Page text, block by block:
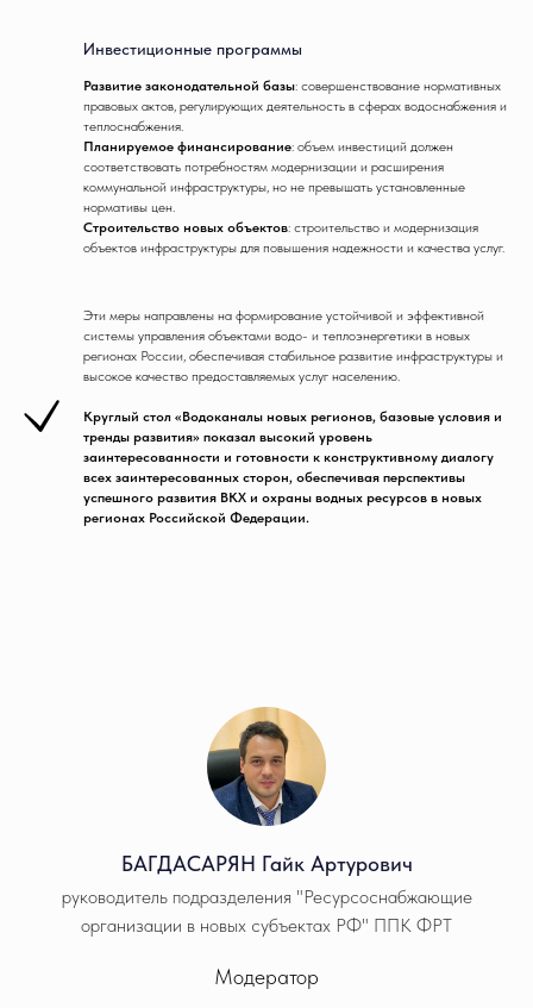
Инвестиционные программы
Развитие законодательной базы: совершенствование нормативных
правовых актов, регулирующих деятельность в сферах водоснабжения и
теплоснабжения.
Планируемое финансирование: объем инвестиций должен
соответствовать потребностям модернизации и расширения
коммунальной инфраструктуры, но не превышать установленные
нормативы цен.
Строительство новых объектов: строительство и модернизация
объектов инфраструктуры для повышения надежности и качества услуг.
Эти меры направлены на формирование устойчивой и эффективной
системы управления объектами водо- и теплоэнергетики в новых
регионах России, обеспечивая стабильное развитие инфраструктуры и
высокое качество предоставляемых услуг населению.
Круглый стол «Водоканалы новых регионов, базовые условия и
тренды развития» показал высокий уровень
заинтересованности и готовности к конструктивному диалогу
всех заинтересованных сторон, обеспечивая перспективы
успешного развития ВКХ и охраны водных ресурсов в новых
регионах Российской Федерации.
БАГДАСАРЯН Гайк Артурович
руководитель подразделения "Ресурсоснабжающие
организации в новых субъектах РФ" ППК ФРТ
Модератор